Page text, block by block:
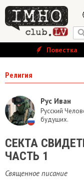
Повестка
Религия
Рус Иван
Русский
будущих.
​СЕКТА
ЧАСТЬ 1
Священное писание